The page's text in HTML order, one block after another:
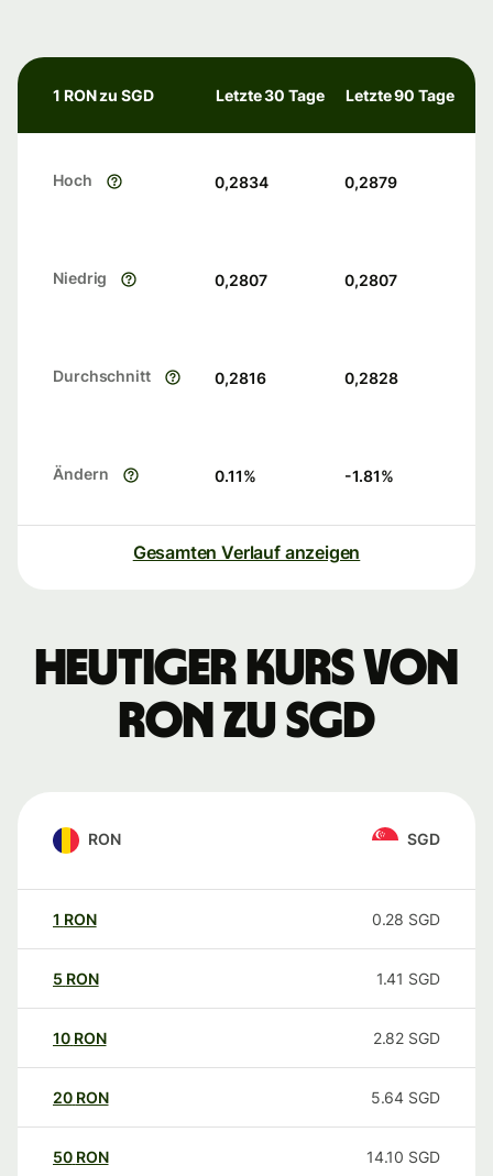
1 RON zu SGD Letzte 30 Tage Letzte 90 Tage
Hoch 0,2834 0,2879
Niedrig 0,2807 0,2807
Durchschnitt 0,2816 0,2828
Ändern 0.11% -1.81%
Gesamten Verlauf anzeigen
Heutiger Kurs von
RON zu SGD
RON SGD
1 RON 0.28 SGD
5 RON 1.41 SGD
10 RON 2.82 SGD
20 RON 5.64 SGD
50 RON 14.10 SGD